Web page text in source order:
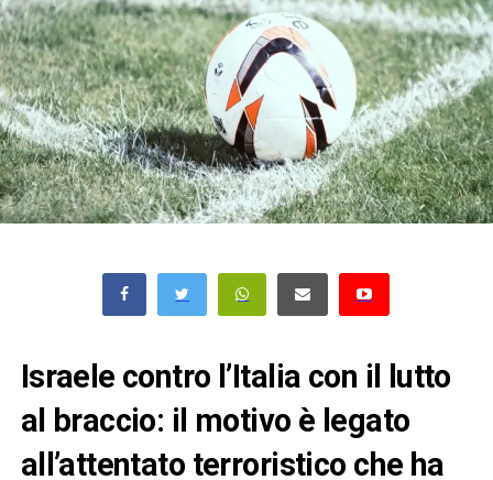
Israele contro l’Italia con il lutto
al braccio: il motivo è legato
all’attentato terroristico che ha